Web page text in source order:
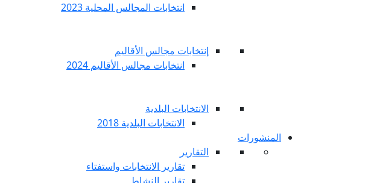
انتخابات المجالس المحلية 2023
إنتخابات مجالس الأقاليم
انتخابات مجالس الأقاليم 2024
الانتخابات البلدية
الانتخابات البلدية 2018
المنشورات
التقارير
تقارير الانتخابات واستفتاء